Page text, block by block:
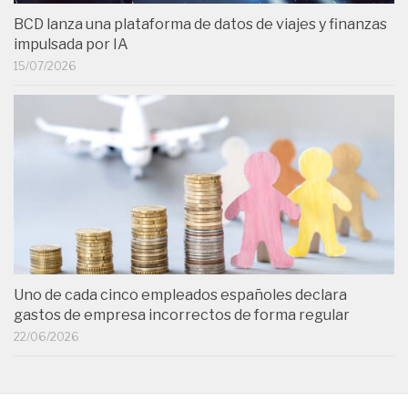
BCD lanza una plataforma de datos de viajes y finanzas
impulsada por IA
15/07/2026
Uno de cada cinco empleados españoles declara
gastos de empresa incorrectos de forma regular
22/06/2026